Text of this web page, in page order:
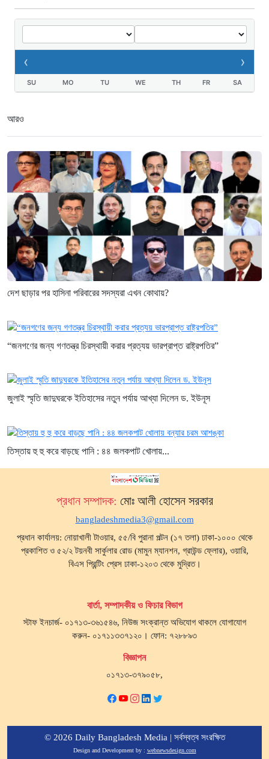
‹ ›
SU MO TU WE TH FR SA
আরও
দেশ ছাড়ার পর হাসিনা পরিবারের সদস্যরা এখন কোথায়?
“জনগণের জন্য গণতন্ত্র চিরস্থায়ী করার প্রত্যয় ভারপ্রাপ্ত রাষ্ট্রপতির”
জুলাই স্মৃতি জাদুঘরকে ইতিহাসের নতুন পর্যায় আখ্যা দিলেন ড. ইউনূস
তিস্তায় হু হু করে বাড়ছে পানি : ৪৪ জলকপাট খোলায়...
প্রধান সম্পাদক: মোঃ আলী হোসেন সরকার
bangladeshmedia3@gmail.com
প্রধান কার্যালয়: নোয়াখালী টাওয়ার, ৫৫/বি পুরানা পল্টন (১৭ তলা) ঢাকা-১০০০ থেকে
প্রকাশিত ও ৫২/২ টয়নবী সার্কুলার রোড (মামুন ম্যানশন, গ্রাউন্ড ফ্লোর), ওয়ারি,
বিএস প্রিন্টিং প্রেস ঢাকা-১২০৩ থেকে মুদ্রিত।
বার্তা, সম্পাদকীয় ও ফিচার বিভাগ
স্টাফ ইনচার্জ- ০১৭১৩-৩৬১৫৪৬, নিউজ সংক্রান্ত অভিযোগ থাকলে যোগাযোগ
করুন- ০১৭১১৩৩৭১২০। ফোন: ৭২৮৮৯৩
বিজ্ঞাপন
০১৭১৩-৩৭৯০৫৮,
© 2026 Daily Bangladesh Media | সর্বস্বত্ব সংরক্ষিত
Design and Development by : webnewsdesign.com